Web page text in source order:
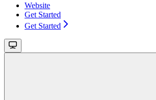
Website
Get Started
Get Started